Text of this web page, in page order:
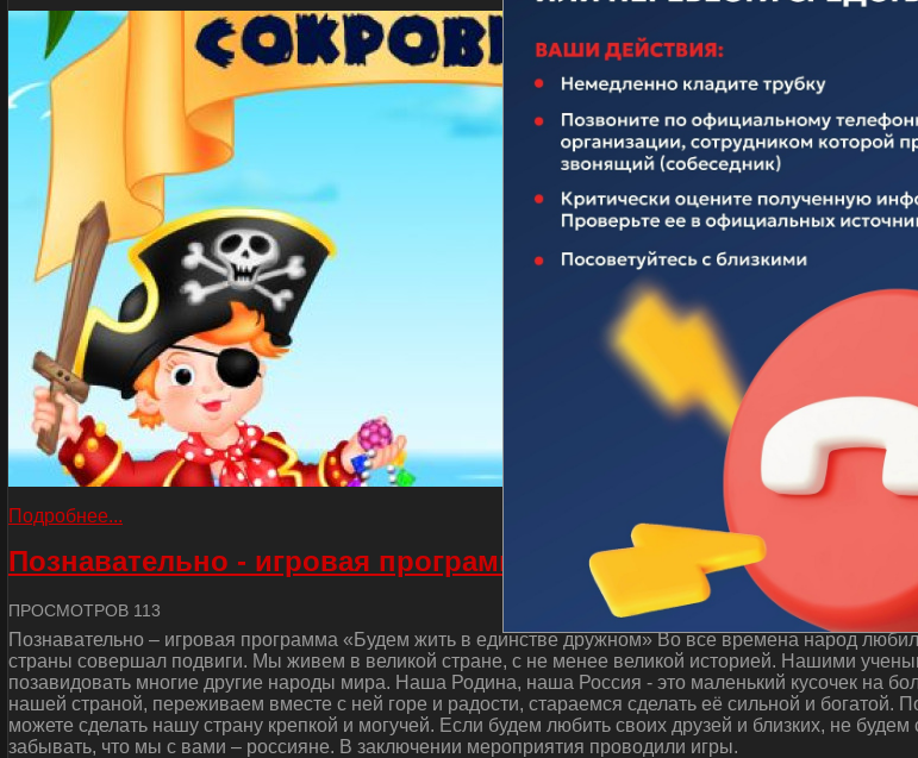
Подробнее...
Познавательно - игровая программа "Будем жить в единстве
ПРОСМОТРОВ 113
Познавательно – игровая программа «Будем жить в единстве дружном» Во все времена народ
страны совершал подвиги. Мы живем в великой стране, с не менее великой историей. Нашими
позавидовать многие другие народы мира. Наша Родина, наша Россия - это маленький кусочек на
нашей страной, переживаем вместе с ней горе и радости, стараемся сделать её сильной и
можете сделать нашу страну крепкой и могучей. Если будем любить своих друзей и близких, не
забывать, что мы с вами – россияне. В заключении мероприятия проводили игры.